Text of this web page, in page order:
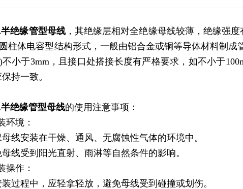
绝缘管型母线，其绝缘层相对全绝缘母线较薄，绝缘强
柱体电容型结构形式，一般由铝合金或铜等导体材料制
小于3mm，且接口处搭接长度有严格要求，如不小于
持一致。
绝缘管型母线的使用注意事项：
环境：
线安装在干燥、通风、无腐蚀性气体的环境中。
线受到阳光直射、雨淋等自然条件的影响。
操作：
过程中，应轻拿轻放，避免母线受到碰撞或划伤。